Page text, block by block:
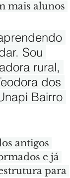
mais alunos
Sou
rural,
dos
Bairro
antigos
e já
para